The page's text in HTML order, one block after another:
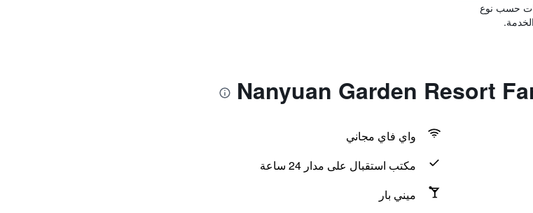
حسب نوع
واي فاي مجاني
مكتب استقبال على مدار 24 ساعة
ميني بار